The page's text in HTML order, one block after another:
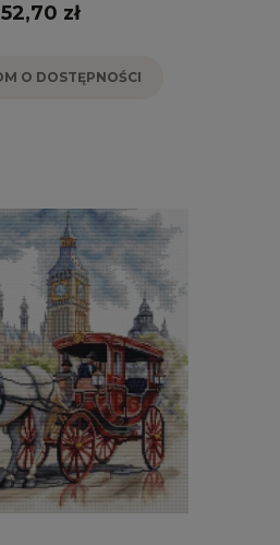
zł
O DOSTĘPNOŚCI